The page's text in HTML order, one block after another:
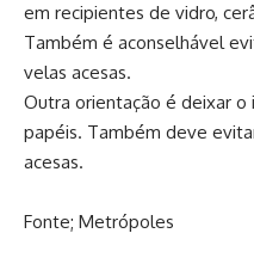
em recipientes de vidro,
Também é aconselhável
velas acesas.
Outra orientação é deixar o
papéis. Também deve
acesas.
Fonte; Metrópoles